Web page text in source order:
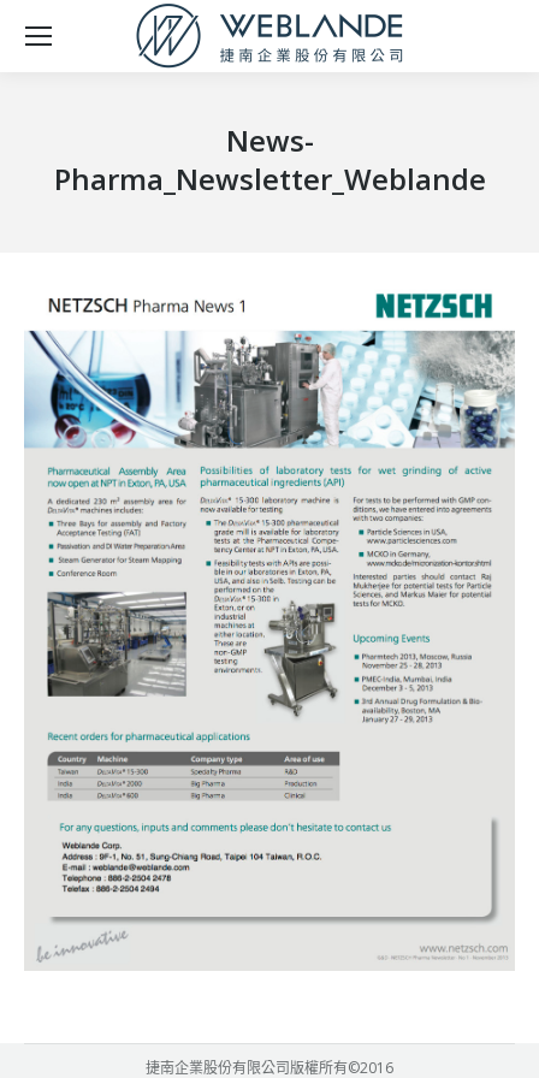
News-
Pharma_Newsletter_Weblande
捷南企業股份有限公司版權所有©2016